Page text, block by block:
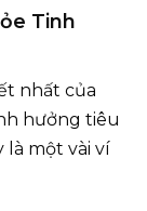
Tinh
nhất của
hưởng tiêu
là một vài ví